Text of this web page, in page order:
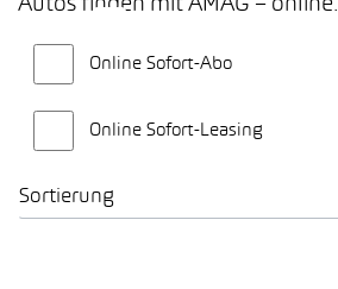
Autos finden mit AMAG – online.
Online Sofort-Abo
Online Sofort-Leasing
Sortierung